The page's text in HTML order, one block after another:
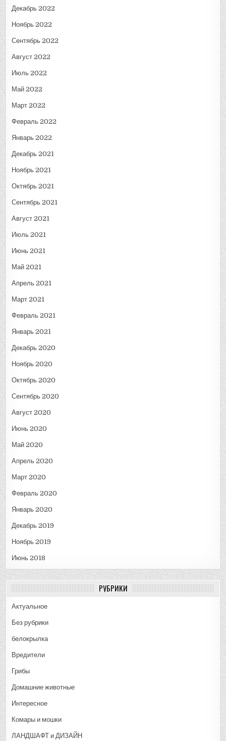
Декабрь 2022
Ноябрь 2022
Сентябрь 2022
Август 2022
Июль 2022
Май 2022
Март 2022
Февраль 2022
Январь 2022
Декабрь 2021
Ноябрь 2021
Октябрь 2021
Сентябрь 2021
Август 2021
Июль 2021
Июнь 2021
Май 2021
Апрель 2021
Март 2021
Февраль 2021
Январь 2021
Декабрь 2020
Ноябрь 2020
Октябрь 2020
Сентябрь 2020
Август 2020
Июнь 2020
Май 2020
Апрель 2020
Март 2020
Февраль 2020
Январь 2020
Декабрь 2019
Ноябрь 2019
Июнь 2018
РУБРИКИ
Актуальное
Без рубрики
белокрылка
Вредители
Грибы
Домашние животные
Интересное
Комары и мошки
ЛАНДШАФТ и ДИЗАЙН